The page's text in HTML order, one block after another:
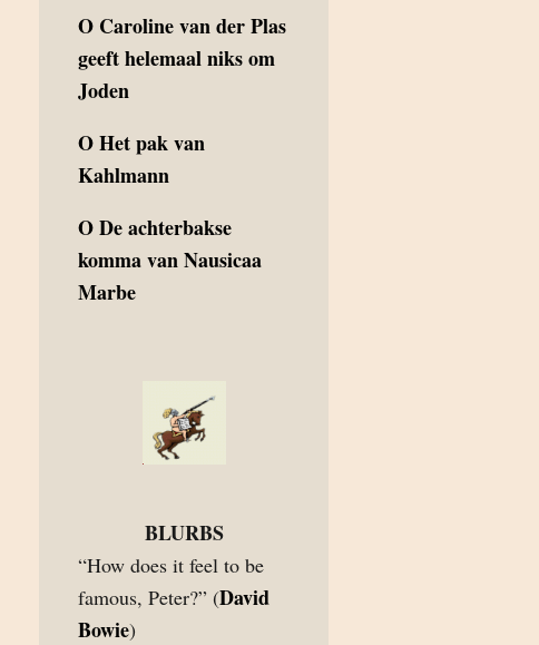
O Caroline van der Plas
geeft helemaal niks om
Joden
OHet pak van
Kahlmann
ODe achterbakse
komma van Nausicaa
Marbe
BLURBS
“How does it feel to be
famous, Peter?” (David
Bowie)